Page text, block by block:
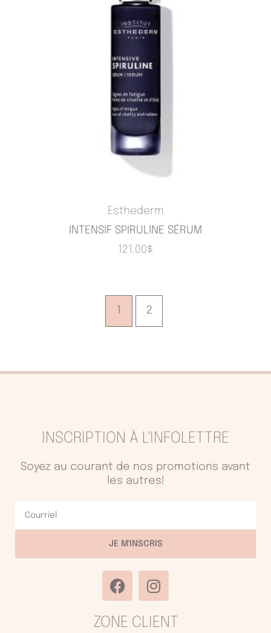
Esthederm
INTENSIF SPIRULINE SÉRUM
121.00$
1 2
ZONE CLIENT
INSCRIPTION À L'INFOLETTRE
Soyez au courant de nos promotions avant
les autres!
JE M'INSCRIS
F
a
e
I
n
t